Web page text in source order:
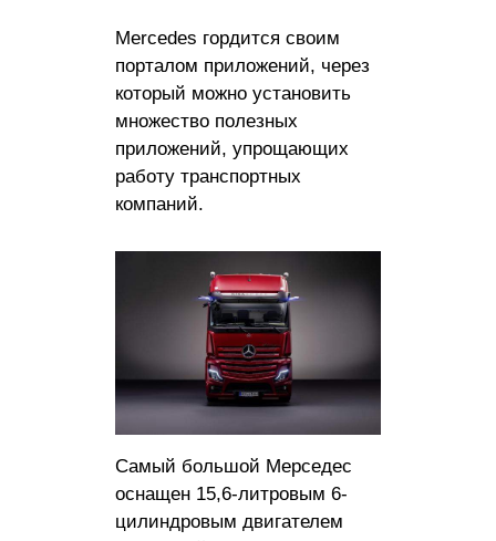
Mercedes гордится своим
порталом приложений, через
который можно установить
множество полезных
приложений, упрощающих
работу транспортных
компаний.
Самый большой Мерседес
оснащен 15,6-литровым 6-
цилиндровым двигателем